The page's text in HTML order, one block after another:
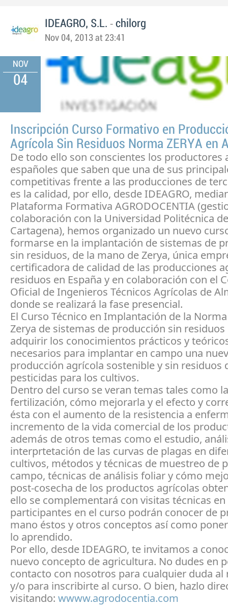
IDEAGRO, S.L. - chilorg
Nov 04, 2013 at 23:41
NOV
04
Inscripción Curso Formativo en
Agrícola Sin Residuos Norma ZERYA en
De todo ello son conscientes los productores
españoles que saben que una de sus
competitivas frente a las producciones de
es la calidad, por ello, desde IDEAGRO,
Plataforma Formativa AGRODOCENTIA
colaboración con la Universidad Politécnica de
Cartagena), hemos organizado un nuevo
formarse en la implantación de sistemas de
sin residuos, de la mano de Zerya, única
certificadora de calidad de las producciones
residuos en España y en colaboración con el
Oficial de Ingenieros Técnicos Agrícolas de
donde se realizará la fase presencial.
El Curso Técnico en Implantación de la
Zerya de sistemas de producción sin
adquirir los conocimientos prácticos y
necesarios para implantar en campo una
producción agrícola sostenible y sin residuos
pesticidas para los cultivos.
Dentro del curso se veran temas tales como la
fertilización, cómo mejorarla y el efecto y
ésta con el aumento de la resistencia a
incremento de la vida comercial de los
además de otros temas como el estudio,
interprtetación de las curvas de plagas en
cultivos, métodos y técnicas de muestreo de
campo, técnicas de análisis foliar y cómo
post-cosecha de los productos agrícolas
ello se complementará con visitas técnicas
participantes en el curso podrán conocer de
mano éstos y otros conceptos así como
lo aprendido.
Por ello, desde IDEAGRO, te invitamos a
nuevo concepto de agricultura. No dudes en
contacto con nosotros para cualquier duda al
y/o para inscribirte al curso. O bien, hazlo
visitando: wwww.agrodocentia.com